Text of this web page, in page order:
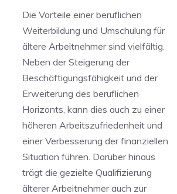
Die Vorteile einer beruflichen
Weiterbildung ​und ⁢Umschulung ‌für
ältere ⁢Arbeitnehmer sind vielfältig.
Neben der Steigerung der
Beschäftigungsfähigkeit und​ der
Erweiterung des beruflichen
Horizonts, kann dies auch ⁢zu einer
höheren Arbeitszufriedenheit und
einer Verbesserung der finanziellen
Situation führen. Darüber hinaus
trägt die gezielte Qualifizierung
älterer Arbeitnehmer auch ‌zur ​